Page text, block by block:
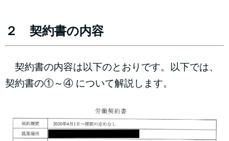
２ 契約書の内容
契約書の内容は以下のとおりです。以下では、
契約書の①～④ について解説します。